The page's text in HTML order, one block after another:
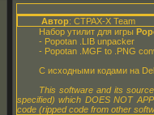
Автор: CTPAX-X Team
Набор утилит для игры
- Popotan .LIB unpacker
- Popotan .MGF to .PNG
С исходными кодами на
This software and its
specified) which DOES NOT
code (ripped code from other